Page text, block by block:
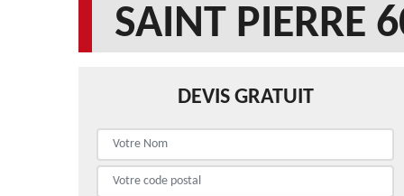
SAINT PIERRE
DEVIS GRATUIT